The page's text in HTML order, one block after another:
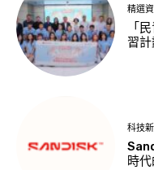
精選
「
習
科技
時